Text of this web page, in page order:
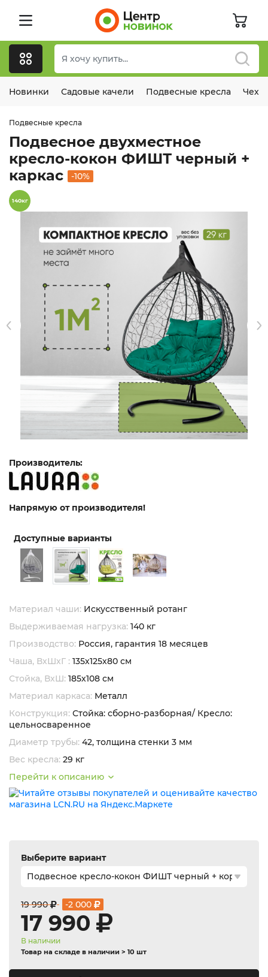
Новинки Садовые качели Подвесные кресла
Подвесные кресла
Подвесное двухместное
кресло-кокон ФИШТ черный +
каркас
-10%
140кг
Производитель:
Напрямую от производителя!
Доступные варианты
Материал чаши: Искусственный ротанг
Выдерживаемая нагрузка: 140 кг
Производство: Россия, гарантия 18 месяцев
Чаша, ВхШхГ : 135х125х80 см
Стойка, ВхШ: 185х108 см
Материал каркаса: Металл
Конструкция: Стойка: сборно-разборная/ Кресло:
цельносваренное
Диаметр трубы: 42, толщина стенки 3 мм
Вес кресла: 29 кг
Перейти к описанию
Выберите вариант
19 990 -2 000
17 990
В наличии
Товар на складе в наличии > 10 шт